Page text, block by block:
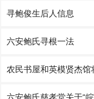
寻鲍俊生后人信息
六安鲍氏寻根一法
农民书屋和英模贤杰馆